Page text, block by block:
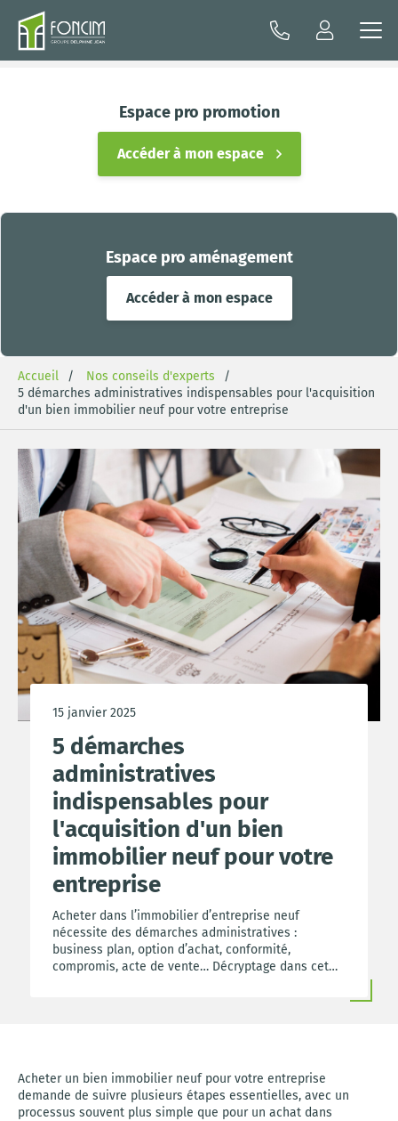
Espace pro aménagement
Accéder à mon espace
Espace pro promotion
Accéder à mon espace
Accueil
Nos conseils d'experts
5 démarches administratives indispensables pour l'acquisition
d'un bien immobilier neuf pour votre entreprise
15 janvier 2025
5 démarches
administratives
indispensables pour
l'acquisition d'un bien
immobilier neuf pour votre
entreprise
Acheter dans l’immobilier d’entreprise neuf
nécessite des démarches administratives :
business plan, option d’achat, conformité,
compromis, acte de vente… Décryptage dans cet
Acheter un bien immobilier neuf pour votre entreprise
demande de suivre plusieurs étapes essentielles, avec un
processus souvent plus simple que pour un achat dans